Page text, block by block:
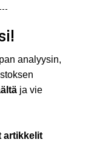
analyysin,
ja vie
artikkelit